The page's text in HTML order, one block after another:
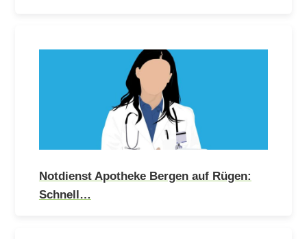
Notdienst Apotheke Bergen auf Rügen:
Schnell…